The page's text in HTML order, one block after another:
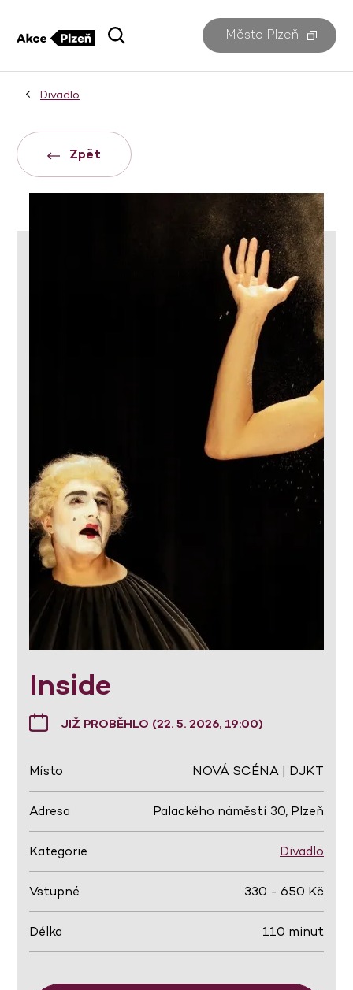
Město Plzeň
Divadlo
Zpět
Inside
JIŽ PROBĚHLO (22. 5. 2026, 19:00)
Místo NOVÁ SCÉNA | DJKT
Adresa Palackého náměstí 30, Plzeň
Kategorie Divadlo
Vstupné 330 - 650 Kč
Délka 110 minut